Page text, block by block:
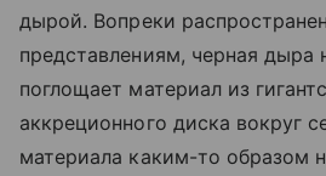
дырой. Вопреки
представлениям, черная дыра
поглощает материал из
аккреционного диска вокруг
материала каким-то образом